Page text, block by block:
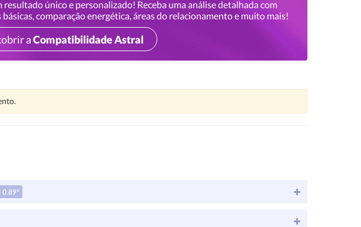
único e personalizado! Receba uma análise detalhada com
comparação energética, áreas do relacionamento e muito mais!
aCompatibilidade Astral
0.89°